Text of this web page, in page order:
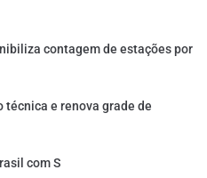
contagem de estações por
técnica e renova grade de
com S